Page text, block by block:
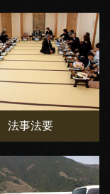
法事法要